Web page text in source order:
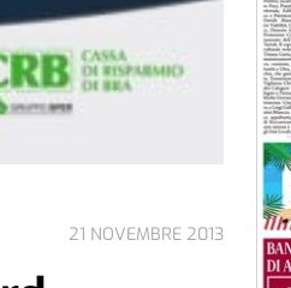
21 NOVEMBRE 2013